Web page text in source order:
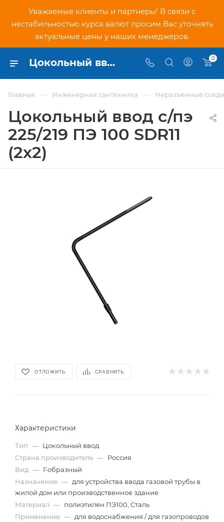
Уважаемые клиенты и партнеры! В связи с
нестабильностью курса валют просим Вас уточнять
актуальные цены у наших менеджеров.
Цокольный ввод с/пэ 225/219 ПЭ 100 SDR11 (2х2) - купить по низкой цене в Москве, интернет-магазин PNDtech.ru 0
Главная — Инженерная сантехника — Неразъемные
Цокольный ввод с/пэ
225/219 ПЭ 100 SDR11
(2х2)
ОТЛОЖИТЬ СРАВНИТЬ
Характеристики
Тип — Цокольный ввод
Страна производитель — Россия
Вид — Г-образный
Назначение — для устройства ввода газовой трубы в
жилой дом или производственное здание
Материал — полиэтилен ПЭ100, Сталь
Применение — для водоснабжения / для газопроводов